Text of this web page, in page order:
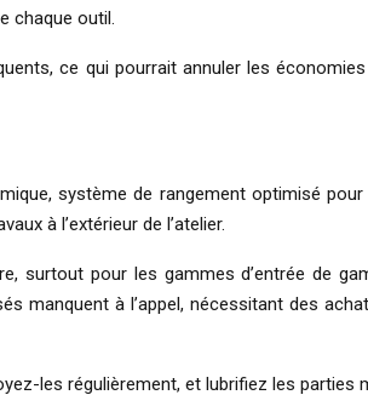
chaque outil.
ce qui pourrait annuler les
système de rangement optimisé
à l’extérieur de l’atelier.
surtout pour les gammes d’entrée de
manquent à l’appel, nécessitant des
les régulièrement, et lubrifiez les parties